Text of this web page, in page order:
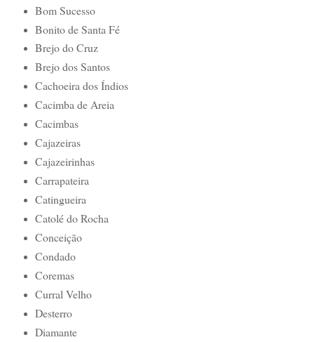
Bom Sucesso
Bonito de Santa Fé
Brejo do Cruz
Brejo dos Santos
Cachoeira dos Índios
Cacimba de Areia
Cacimbas
Cajazeiras
Cajazeirinhas
Carrapateira
Catingueira
Catolé do Rocha
Conceição
Condado
Coremas
Curral Velho
Desterro
Diamante